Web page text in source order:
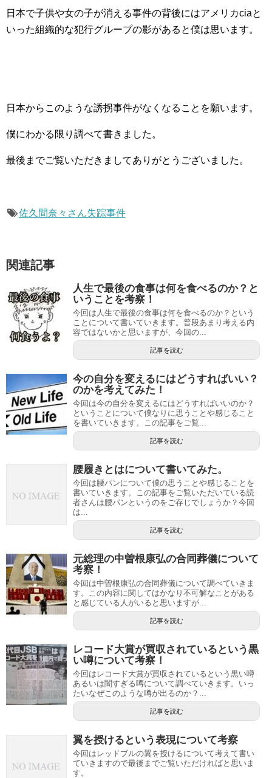
日本で子供や女の子が消える事件の背後にはアメリカciaと
いった組織的な犯行グループの影があると僕は思います。
日本からこのような誘拐事件がなくなることを願います。
僕にわかる限り調べて書きました。
最後までご覧いただきましてありがとうございました。
佐久間奈々さん失踪事件
関連記事
人生で最後の食事は何を食べるのか？と
いうことを考察！
今回は人生で最後の食事は何を食べるのか？という
ことについて書いていきます。普段あまり考える内
容ではないかと思いますが、今回の...
記事を読む
今の自分を変えるにはどうすればいい？
のかを考えてみた！
今回は今の自分を変えるにはどうすればいいのか？
ということについて僕なりに思うことや感じること
を書いていきます。この記事をご覧...
記事を読む
腰履きとはについて書いてみた。
今回は腰パンについて僕の思うことや感じることを
書いていきます。この記事をご覧いただいている読
者さんは腰パンというのをご存じでしょうか？今回
は...
記事を読む
元総理の中曽根康弘の合同葬儀について
考察！
今回は中曽根康弘の合同葬儀について調べていきま
す。この内容に関してはかなり不可解なことがある
と感じている人がいると思いますが...
記事を読む
レコード大賞が買収されているという黒
い噂について考察！
今回はレコード大賞が買収されているという黒い噂
あるいは闇すぎる噂について調べていきます。いっ
たいなぜこのような噂が出るのか？...
記事を読む
翼を授けるという表現について考察
今回はレッドブルの翼を授けるについて考えて書い
ていきますので最後までご覧いただければと思いま
す。